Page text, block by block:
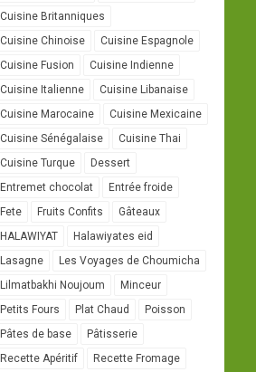
Cuisine Britanniques
Cuisine Chinoise
Cuisine Espagnole
Cuisine Fusion
Cuisine Indienne
Cuisine Italienne
Cuisine Libanaise
Cuisine Marocaine
Cuisine Mexicaine
Cuisine Sénégalaise
Cuisine Thai
Cuisine Turque
Dessert
Entremet chocolat
Entrée froide
Fete
Fruits Confits
Gâteaux
HALAWIYAT
Halawiyates eid
Lasagne
Les Voyages de Choumicha
Lilmatbakhi Noujoum
Minceur
Petits Fours
Plat Chaud
Poisson
Pâtes de base
Pâtisserie
Recette Apéritif
Recette Fromage